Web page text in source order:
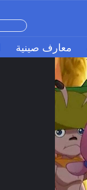
معارف صينية